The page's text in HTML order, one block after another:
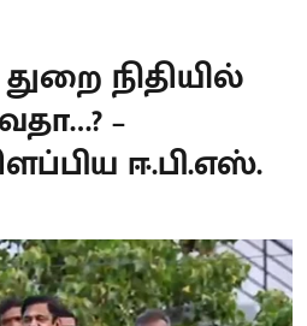
நிதியில்
–
ஈ.பி.எஸ்.